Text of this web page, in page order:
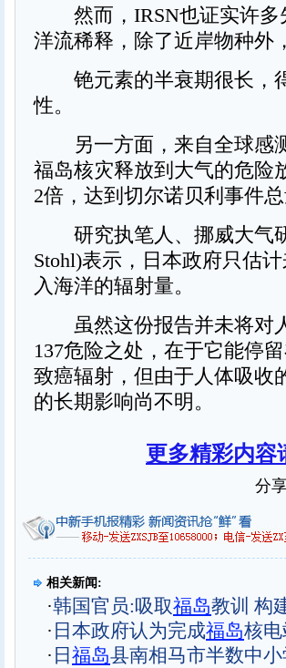
然而，IRSN也证实许多
洋流稀释，除了近岸物种外
铯元素的半衰期很长，
性。
另一方面，来自全球感
福岛核灾释放到大气的危险
2倍，达到切尔诺贝利事件总
研究执笔人、挪威大气
Stohl)表示，日本政府只估
入海洋的辐射量。
虽然这份报告并未将对
137危险之处，在于它能停
致癌辐射，但由于人体吸收
的长期影响尚不明。
更多精彩内容
分
相关新闻:
·韩国官员:吸取福岛教训 构
· 日本政府认为完成福岛核
· 日 福岛县南相马市半数中